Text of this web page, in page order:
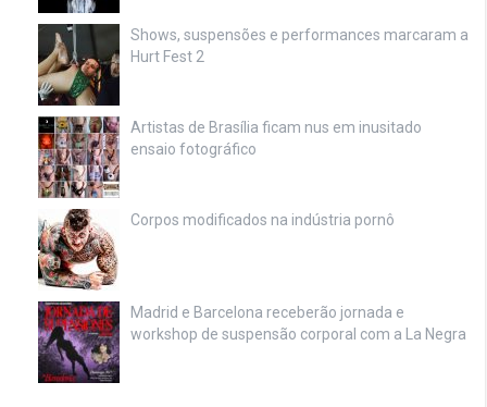
Shows, suspensões e performances marcaram a
Hurt Fest 2
Artistas de Brasília ficam nus em inusitado
ensaio fotográfico
Corpos modificados na indústria pornô
Madrid e Barcelona receberão jornada e
workshop de suspensão corporal com a La Negra